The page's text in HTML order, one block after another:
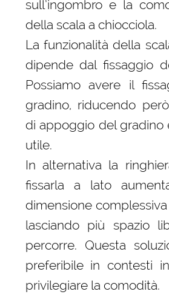
sull’ingombro e la
della scala a chiocciola.
La funzionalità della
dipende dal fissaggio
Possiamo avere il
gradino, riducendo
di appoggio del gradino
utile.
In alternativa la
fissarla a lato
dimensione
lasciando più spazio
percorre. Questa
preferibile in contesti
privilegiare la comodità.